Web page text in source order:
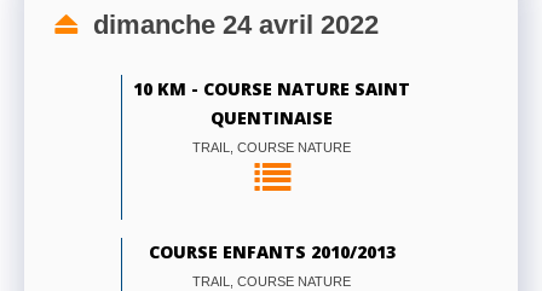
dimanche 24 avril 2022
10 KM - COURSE NATURE SAINT
QUENTINAISE
TRAIL, COURSE NATURE
COURSE ENFANTS 2010/2013
TRAIL, COURSE NATURE